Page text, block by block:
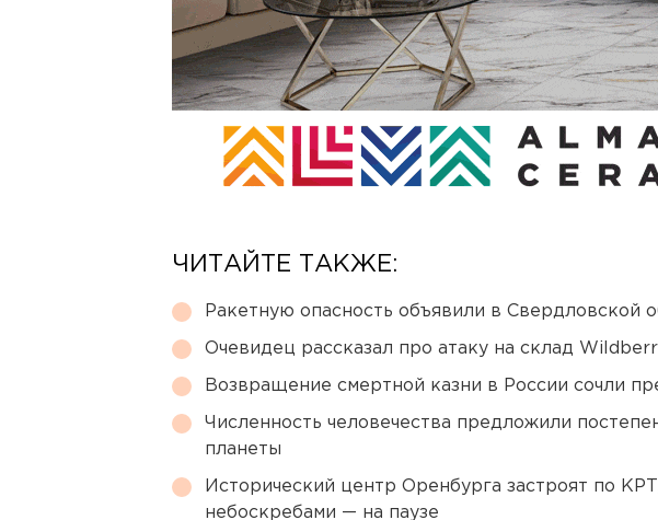
ЧИТАЙТЕ ТАКЖЕ:
Ракетную опасность объявили в Свердловской
Очевидец рассказал про атаку на склад
Возвращение смертной казни в России сочли
Численность человечества предложили
планеты
Исторический центр Оренбурга застроят по
небоскребами — на паузе